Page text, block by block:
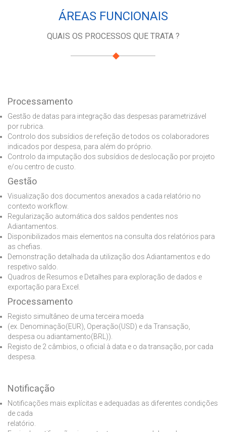
ÁREAS FUNCIONAIS
QUAIS OS PROCESSOS QUE TRATA ?
Processamento
Gestão de datas para integração das despesas parametrizável
por rubrica.
Controlo dos subsídios de refeição de todos os colaboradores
indicados por despesa, para além do próprio.
Controlo da imputação dos subsídios de deslocação por projeto
e/ou centro de custo.
Gestão
Visualização dos documentos anexados a cada relatório no
contexto workflow.
Regularização automática dos saldos pendentes nos
Adiantamentos.
Disponibilizados mais elementos na consulta dos relatórios para
as chefias.
Demonstração detalhada da utilização dos Adiantamentos e do
respetivo saldo.
Quadros de Resumos e Detalhes para exploração de dados e
exportação para Excel.
Processamento
Registo simultâneo de uma terceira moeda
(ex. Denominação(EUR), Operação(USD) e da Transação,
despesa ou adiantamento(BRL)).
Registo de 2 câmbios, o oficial à data e o da transação, por cada
despesa.
Notificação
Notificações mais explícitas e adequadas as diferentes condições
de cada
relatório.